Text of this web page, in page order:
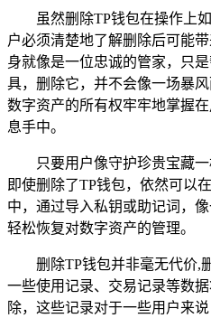
虽然删除TP钱包在操作上
户必须清楚地了解删除后可能
身就像是一位忠诚的管家，只
具，删除它，并不会像一场暴
数字资产的所有权牢牢地掌握
息手中。
只要用户像守护珍贵宝藏
即使删除了TP钱包，依然可以
中，通过导入私钥或助记词，
轻松恢复对数字资产的管理。
删除TP钱包并非毫无代价,
一些使用记录、交易记录等数
除，这些记录对于一些用户来